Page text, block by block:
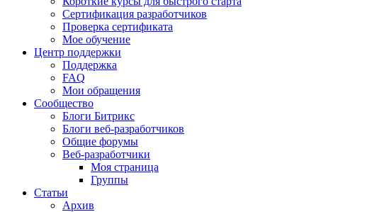
Сертификация разработчиков
Проверка сертификата
Мое обучение
Центр поддержки
Поддержка
FAQ
Мои обращения
Сообщество
Блоги Битрикс
Блоги веб-разработчиков
Общие форумы
Веб-разработчики
Моя страница
Группы
Статьи
Архив